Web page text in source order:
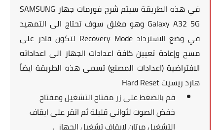
في هذه الطريقة سيتم شرح فورمات جهاز SAMSUNG
Galaxy A32 5G وهو مغلق سوف تحتاج الى التمهيد
في وضع الاسترداد Recovery Mode لتكون قادر على
مسح وإعادة تعيين كافة اعدادات الجهاز الى اعداداته
الافتراضية (اعدادات المصنع) تسمى هذه الطريقة ايضاً
هارد ريسيت Hard Reset
قم بالضغط على زر مفتاح التشغيل ومفتاح
خفض الصوت لثواني قليلة ثم انقر على ايقاف
التشغيل مرتان لايقاف تشغيل الجهاز .